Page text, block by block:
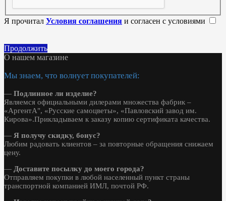
Я прочитал Условия соглашения и согласен с условиями
Продолжить
О нашем магазине
Мы знаем, что волнует покупателей:
— Подлинное ли изделие?
Являемся официальными дилерами множества фабрик –
«АргентА", «Русские самоцветы», «Павловский завод им.
Кирова».Прикладываем к заказу копию сертификата качества.
— Я получу скидку, бонус?
Любим радовать клиентов – за повторные обращения снижаем
цену.
— Доставите посылку до моего города?
Отправляем покупки в любой населенный пункт страны
транспортной компанией ИМЛ, почтой РФ.